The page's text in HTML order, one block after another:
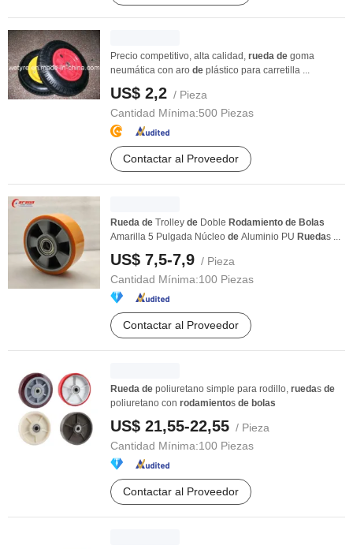
Precio competitivo, alta calidad, rueda de goma
neumática con aro de plástico para carretilla ...
US$ 2,2 / Pieza
Cantidad Mínima:500 Piezas
Contactar al Proveedor
Rueda de Trolley de Doble Rodamiento de Bolas
Amarilla 5 Pulgada Núcleo de Aluminio PU Ruedas ...
US$ 7,5-7,9 / Pieza
Cantidad Mínima:100 Piezas
Contactar al Proveedor
Rueda de poliuretano simple para rodillo, ruedas de
poliuretano con rodamientos de bolas
US$ 21,55-22,55 / Pieza
Cantidad Mínima:100 Piezas
Contactar al Proveedor